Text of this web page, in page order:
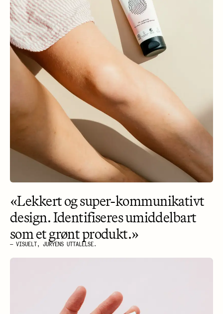
«Lekkert og super-kommunikativt
design. Identifiseres umiddelbart
som et grønt produkt.»
— VISUELT, JURYENS UTTALELSE.